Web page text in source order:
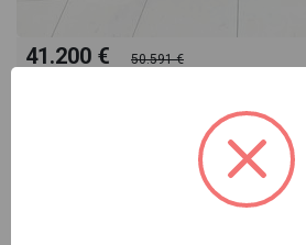
41.200 € 50.591 €